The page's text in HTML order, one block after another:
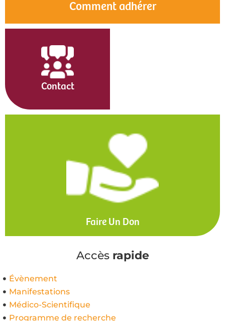
Comment adhérer
Contact
Faire Un Don
Accès rapide
Évènement
Manifestations
Médico-Scientifique
Programme de recherche